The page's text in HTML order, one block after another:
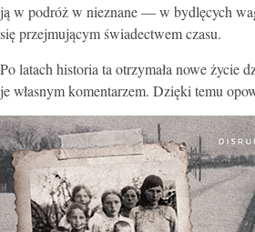
ją w podróż w nieznane — w bydlęcych
się przejmującym świadectwem czasu.
Po latach historia ta otrzymała nowe życie
je własnym komentarzem. Dzięki temu